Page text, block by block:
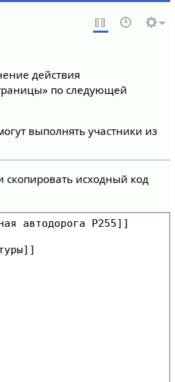
действия
по следующей
выполнять участники из
скопировать исходный код